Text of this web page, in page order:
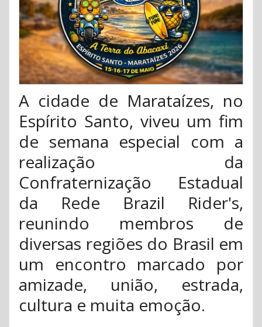
A cidade de Marataízes, no
Espírito Santo, viveu um fim
de semana especial com a
realização da
Confraternização Estadual
da Rede Brazil Rider's,
reunindo membros de
diversas regiões do Brasil em
um encontro marcado por
amizade, união, estrada,
cultura e muita emoção.